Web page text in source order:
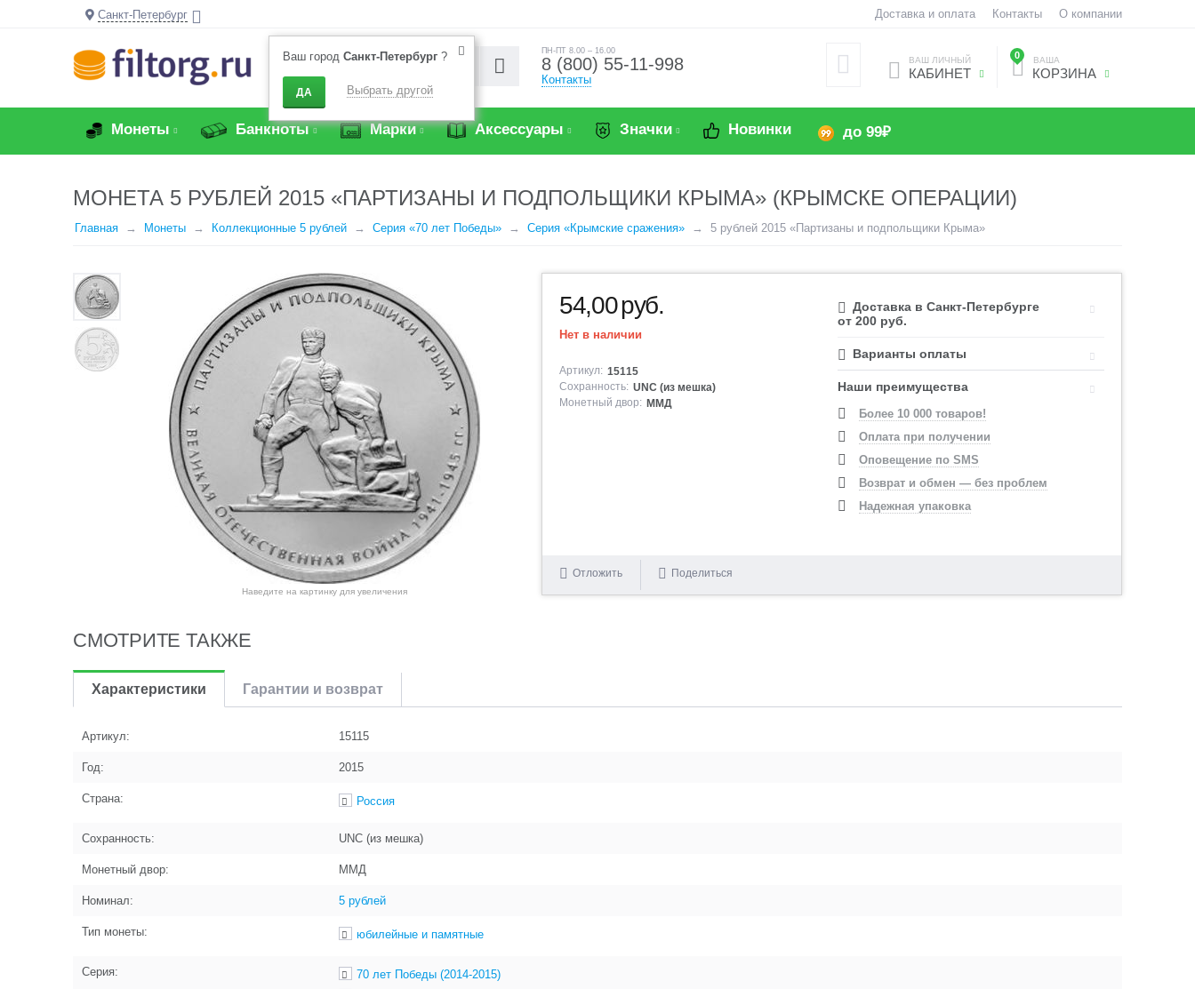
Санкт-Петербург
Ваш город Санкт-Петербург ?
ДА Выбрать другой
Доставка и оплата Контакты О компании
ПН-ПТ 8.00 – 16.00
8 (800) 55-11-998
Контакты
0 ВАША
КОРЗИНА
ВАШ ЛИЧНЫЙ
КАБИНЕТ
Монеты Банкноты Марки Аксессуары Значки Новинки до 99₽
МОНЕТА 5 РУБЛЕЙ 2015 «ПАРТИЗАНЫ И ПОДПОЛЬЩИКИ КРЫМА» (КРЫМСКЕ ОПЕРАЦИИ)
Главная Монеты Коллекционные 5 рублей Серия «70 лет Победы» Серия «Крымские сражения» 5 рублей 2015 «Партизаны и подпольщики Крыма»
Наведите на картинку для увеличения
54,00руб.
Нет в наличии
Артикул: 15115
Сохранность: UNC (из мешка)
Монетный двор: ММД
Доставка в Санкт-Петербурге
от 200 руб.
Варианты оплаты
Наши преимущества
Более 10 000 товаров!
Оплата при получении
Оповещение по SMS
Возврат и обмен — без проблем
Надежная упаковка
Отложить Поделиться
СМОТРИТЕ ТАКЖЕ
Характеристики Гарантии и возврат
Артикул: 15115
Год: 2015
Страна: Россия
Сохранность: UNC (из мешка)
Монетный двор: ММД
Номинал: 5 рублей
Тип монеты: юбилейные и памятные
Серия:
70 лет Победы (2014-2015)